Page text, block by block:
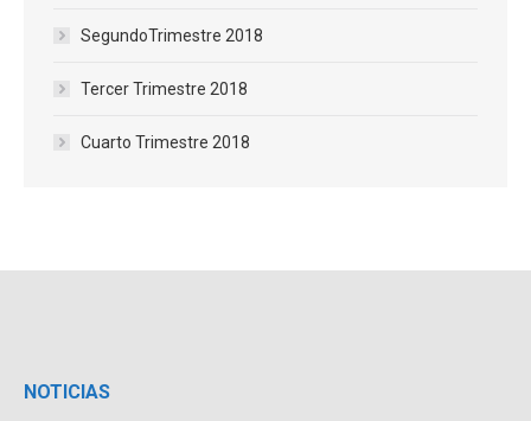
SegundoTrimestre 2018
Tercer Trimestre 2018
Cuarto Trimestre 2018
NOTICIAS